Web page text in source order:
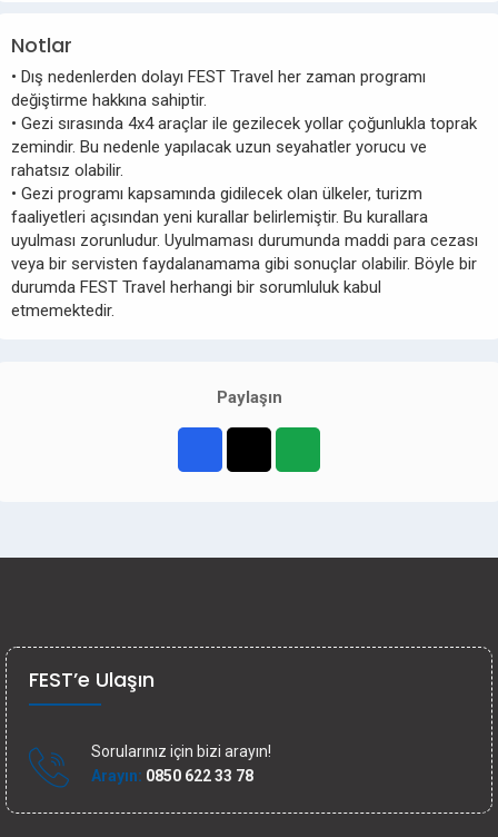
Notlar
• Dış nedenlerden dolayı FEST Travel her zaman programı
değiştirme hakkına sahiptir.
• Gezi sırasında 4x4 araçlar ile gezilecek yollar çoğunlukla toprak
zemindir. Bu nedenle yapılacak uzun seyahatler yorucu ve
rahatsız olabilir.
• Gezi programı kapsamında gidilecek olan ülkeler, turizm
faaliyetleri açısından yeni kurallar belirlemiştir. Bu kurallara
uyulması zorunludur. Uyulmaması durumunda maddi para cezası
veya bir servisten faydalanamama gibi sonuçlar olabilir. Böyle bir
durumda FEST Travel herhangi bir sorumluluk kabul
etmemektedir.
Paylaşın
FEST’e Ulaşın
Sorularınız için bizi arayın!
Arayın: 0850 622 33 78